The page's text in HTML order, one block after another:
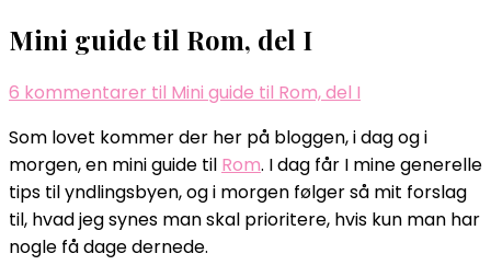
Mini guide til Rom, del I
6 kommentarer til Mini guide til Rom, del I
Som lovet kommer der her på bloggen, i dag og i
morgen, en mini guide til Rom. I dag får I mine generelle
tips til yndlingsbyen, og i morgen følger så mit forslag
til, hvad jeg synes man skal prioritere, hvis kun man har
nogle få dage dernede.